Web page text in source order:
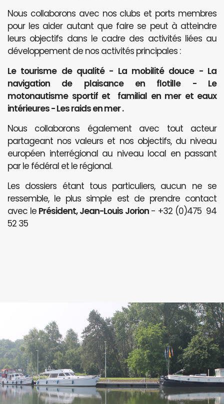
Nous collaborons avec nos clubs et ports membres
pour les aider autant que faire se peut à atteindre
leurs objectifs dans le cadre des activités liées au
développement de nos activités principales :
Le tourisme de qualité - La mobilité douce - La
navigation de plaisance en flotille - Le
motonautisme sportif et familial en mer et eaux
intérieures - Les raids en mer .
Nous collaborons également avec tout acteur
partageant nos valeurs et nos objectifs, du niveau
européen interrégional au niveau local en passant
par le fédéral et le régional.
Les dossiers étant tous particuliers, aucun ne se
ressemble, le plus simple est de prendre contact
avec le Président, Jean-Louis Jorion- +32 (0)475 94
52 35